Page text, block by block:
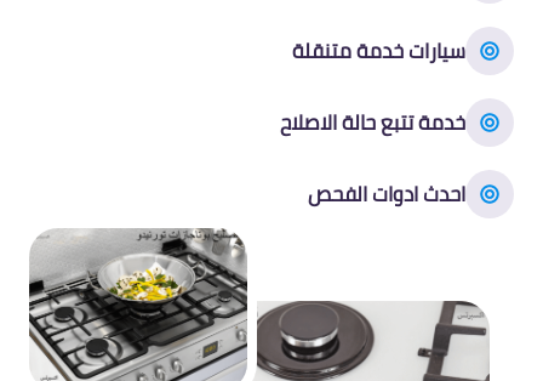
سيارات خدمة متنقلة
خدمة تتبع حالة الاصلاح
احدث ادوات الفحص